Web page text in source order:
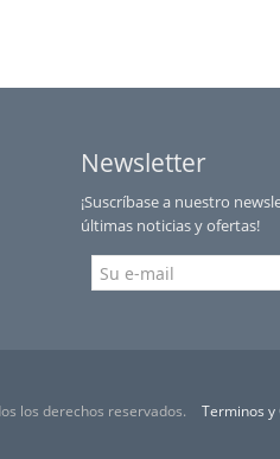
Newsletter
¡Suscríbase a nuestro
últimas noticias y ofertas!
los derechos reservados. Terminos y